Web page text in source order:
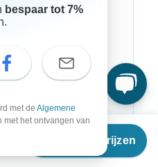
Reisdata & prijzen
bespaar tot 7%
met de Algemene
met het ontvangen van